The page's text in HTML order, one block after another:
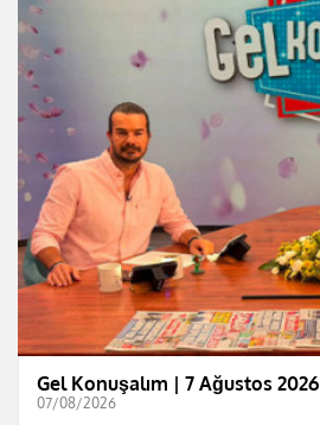
Gel Konuşalım | 7 Ağustos 2026
07/08/2026